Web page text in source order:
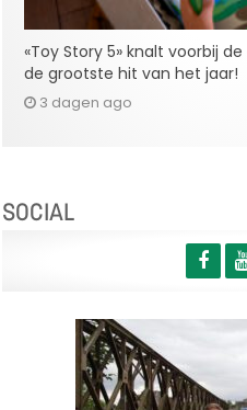
«Toy Story 5» knalt voorbij
de grootste hit van het jaar!
3 dagen ago
SOCIAL